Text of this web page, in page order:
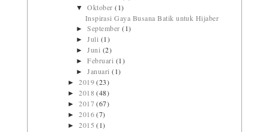
▼Oktober(1)
Inspirasi Gaya Busana Batik untuk Hijaber
►September(1)
►Juli (1)
►Juni (2)
►Februari (1)
►Januari(1)
►2019(23)
►2018(48)
►2017(67)
►2016(7)
►2015(1)